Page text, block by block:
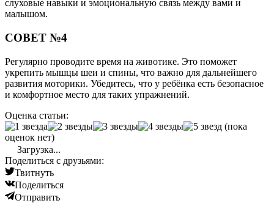
слуховые навыки и эмоциональную связь между вами и
малышом.
СОВЕТ №4
Регулярно проводите время на животике. Это поможет
укрепить мышцы шеи и спины, что важно для дальнейшего
развития моторики. Убедитесь, что у ребёнка есть безопасное
и комфортное место для таких упражнений.
Оценка статьи:
(пока
оценок нет)
Загрузка...
Поделиться с друзьями:
Твитнуть
Поделиться
Отправить